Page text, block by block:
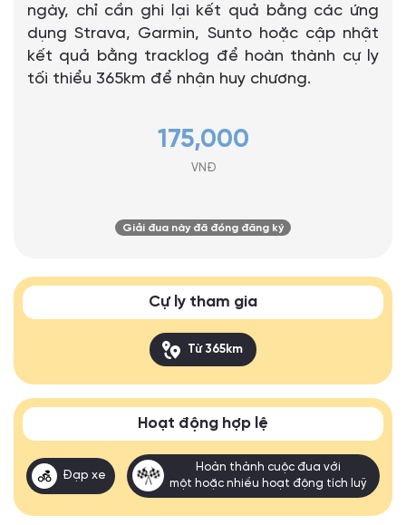
ngày, chỉ cần ghi lại kết quả bằng các ứng
dụng Strava, Garmin, Sunto hoặc cập nhật
kết quả bằng tracklog để hoàn thành cự ly
tối thiểu 365km để nhận huy chương.
175,000
VNĐ
Giải đua này đã đóng đăng ký
Cự ly tham gia
Từ 365km
Hoạt động hợp lệ
Đạp xe
Hoàn thành cuộc đua với
một hoặc nhiều hoạt động tích luỹ